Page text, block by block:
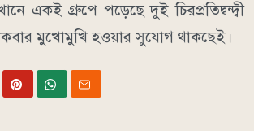
একই গ্রুপে পড়েছে দুই চিরপ্রতিদ্বন্দ্বী
মুখোমুখি হওয়ার সুযোগ থাকছেই।